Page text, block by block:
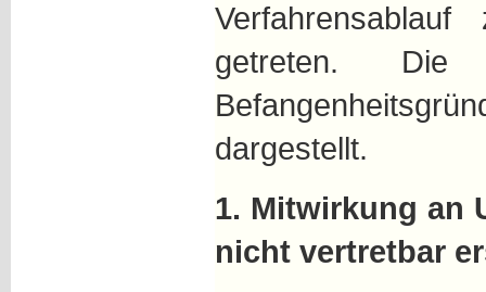
getreten. Die
dargestellt.
1. Mitwirkung an
nicht vertretbar